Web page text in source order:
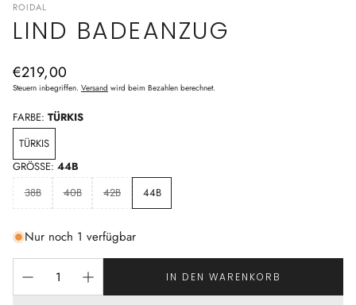
ROIDAL
LIND BADEANZUG
Normaler
Preis
€219,00
Steuern inbegriffen. Versand wird beim Bezahlen berechnet.
FARBE: TÜRKIS
TÜRKIS
GRÖSSE: 44B
38B
40B 42B 44B
Nur noch 1 verfügbar
IN DEN WARENKORB